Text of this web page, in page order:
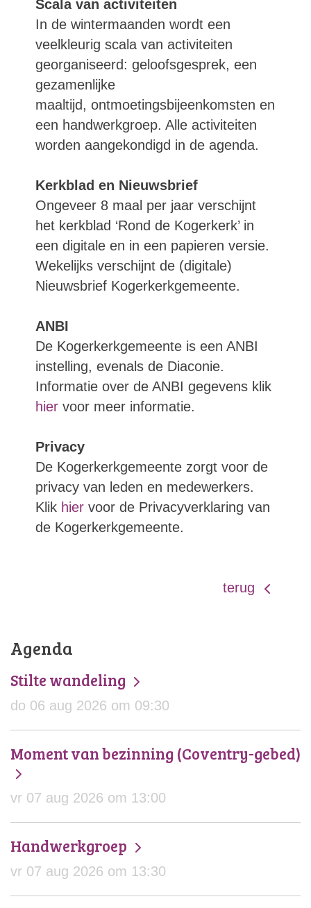
Scala van activiteiten
In de wintermaanden wordt een
veelkleurig scala van activiteiten
georganiseerd: geloofsgesprek, een
gezamenlijke
maaltijd, ontmoetingsbijeenkomsten en
een handwerkgroep. Alle activiteiten
worden aangekondigd in de agenda.
Kerkblad en Nieuwsbrief
Ongeveer 8 maal per jaar verschijnt
het kerkblad ‘Rond de Kogerkerk’ in
een digitale en in een papieren versie.
Wekelijks verschijnt de (digitale)
Nieuwsbrief Kogerkerkgemeente.
ANBI
De Kogerkerkgemeente is een ANBI
instelling, evenals de Diaconie.
Informatie over de ANBI gegevens klik
hier voor meer informatie.
Privacy
De Kogerkerkgemeente zorgt voor de
privacy van leden en medewerkers.
Klik hier voor de Privacyverklaring van
de Kogerkerkgemeente.
terug
Agenda
Stilte wandeling
do 06 aug 2026 om 09:30
Moment van bezinning (Coventry-gebed)
vr 07 aug 2026 om 13:00
Handwerkgroep
vr 07 aug 2026 om 13:30